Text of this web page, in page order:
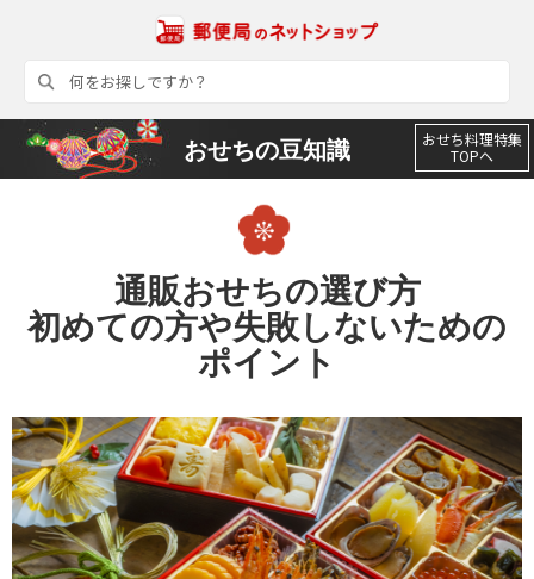
おせちの豆知識
おせち料理特集
TOPへ
通販おせちの選び方
初めての方や失敗しないための
ポイント